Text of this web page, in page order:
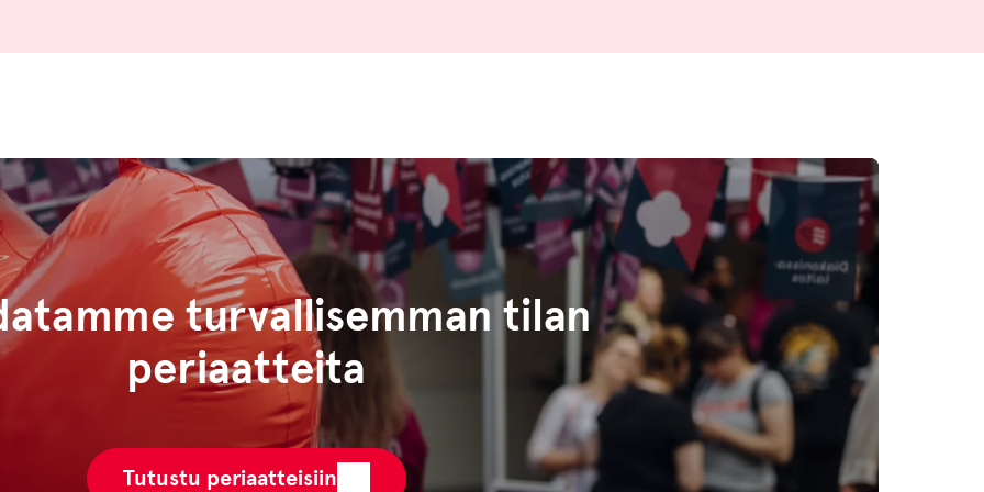
turvallisemman tilan
periaatteita
Tutustu periaatteisiin